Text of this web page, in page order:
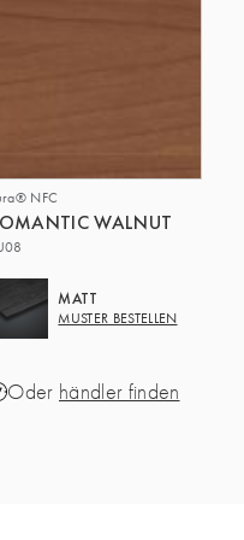
NFC
WALNUT
MATT
MUSTER BESTELLEN
Oder händler finden